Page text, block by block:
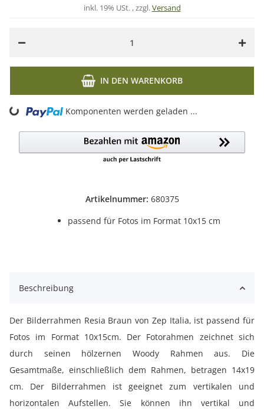
Artikelnummer: 680375
passend für Fotos im Format 10x15 cm
inkl. 19% USt. , zzgl.Versand
IN DEN WARENKORB
Komponenten werden geladen ...
Beschreibung
Der Bilderrahmen Resia Braun von Zep Italia, ist passend für
Fotos im Format 10x15cm. Der Fotorahmen zeichnet sich
durch seinen hölzernen Woody Rahmen aus. Die
Gesamtmaße, einschließlich dem Rahmen, betragen 14x19
cm. Der Bilderrahmen ist geeignet zum vertikalen und
horizontalen Aufstellen. Sie können ihn vertikal und